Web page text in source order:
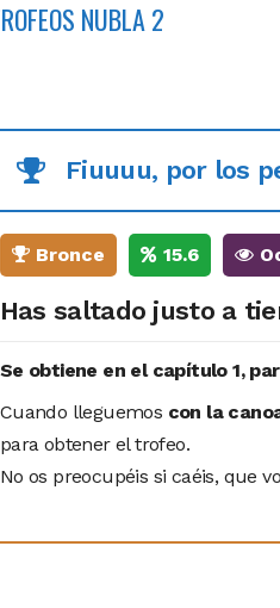
NUBLA 2
Fiuuuu, por los
Bronce 15.6
Has saltado justo a
Se obtiene en el capítulo 1,
Cuando lleguemos con la
para obtener el trofeo.
No os preocupéis si caéis, que